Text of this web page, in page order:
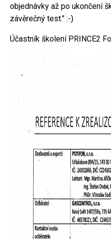
objednávky až po ukončení
závěrečný test." :-)
Účastník školení PRINCE2